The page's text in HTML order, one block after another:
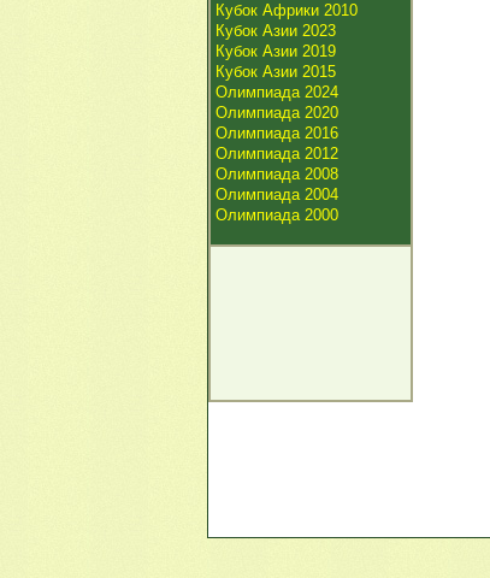
Кубок Африки 2010
Кубок Азии 2023
Кубок Азии 2019
Кубок Азии 2015
Олимпиада 2024
Олимпиада 2020
Олимпиада 2016
Олимпиада 2012
Олимпиада 2008
Олимпиада 2004
Олимпиада 2000